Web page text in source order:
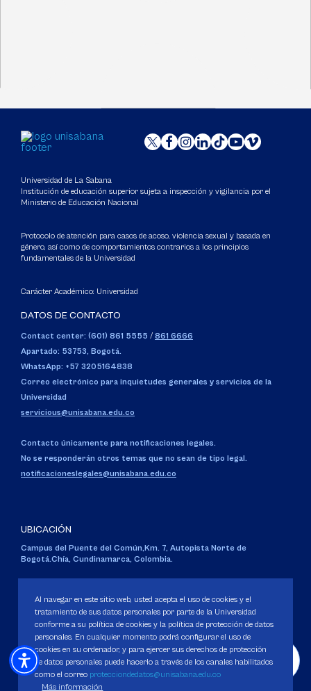
Universidad de La Sabana
Institución de educación superior sujeta a inspección y vigilancia por el
Ministerio de Educación Nacional
Protocolo de atención para casos de acoso, violencia sexual y basada en
género, así como de comportamientos contrarios a los principios
fundamentales de la Universidad
Carácter Académico: Universidad
DATOS DE CONTACTO
Contact center: (601) 861 5555 / 861 6666
Apartado: 53753, Bogotá.
WhatsApp: +57 3205164838
Correo electrónico para inquietudes generales y servicios de la
Universidad
servicious@unisabana.edu.co
Contacto únicamente para notificaciones legales.
No se responderán otros temas que no sean de tipo legal.
notificacioneslegales@unisabana.edu.co
UBICACIÓN
Campus del Puente del Común,Km. 7, Autopista Norte de
Bogotá.Chía, Cundinamarca, Colombia.
Personería Jurídica:Resolución 130 del 14 de enero de 1980.
Ministerio de Educación Nacional.
Política de Protección de datos
Al navegar en este sitio web, usted acepta el uso de cookies y el
tratamiento de sus datos personales por parte de la Universidad
conforme a su política de cookies y la política de protección de datos
personales. En cualquier momento podrá configurar el uso de
cookies en su ordenador, y para ejercer sus derechos de protección
de datos personales puede hacerlo a través de los canales habilitados
como el correo protecciondedatos@unisabana.edu.co
Más información